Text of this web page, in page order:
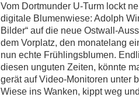
Vom Dortmunder U-Turm lockt
digitale Blumenwiese: Adolph
Bilder“ auf die neue Ostwall-
dem Vorplatz, den monatelang
nun echte Frühlingsblumen.
diesen unguten Zeiten, könnte
gerät auf Video-Monitoren unter
Wiese ins Wanken, kippt weg